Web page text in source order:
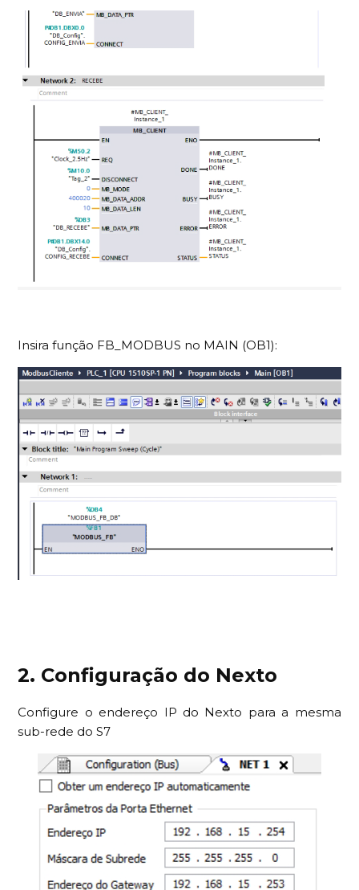
Insira função FB_MODBUS no MAIN (OB1):
2. Configuração do Nexto
Configure o endereço IP do Nexto para a mesma
sub-rede do S7